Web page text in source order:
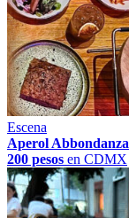
Escena
Aperol Abbondanza
200 pesos en CDMX